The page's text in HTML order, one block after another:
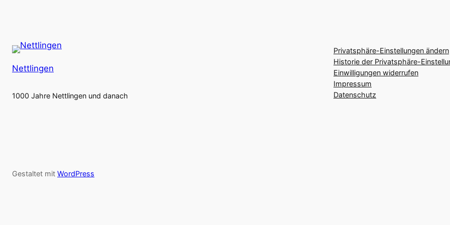
Nettlingen
1000 Jahre Nettlingen und danach
Privatsphäre-Einstellungen ändern
Historie der Privatsphäre-
Einwilligungen widerrufen
Impressum
Datenschutz
Gestaltet mit WordPress